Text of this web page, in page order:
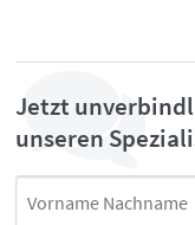
Jetzt
unseren